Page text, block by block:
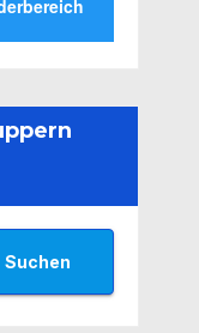
Suchen